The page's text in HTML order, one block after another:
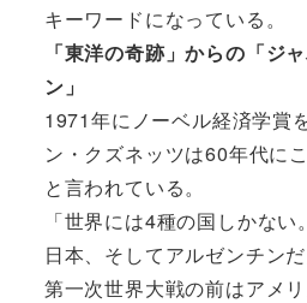
キーワードになっている。
「東洋の奇跡」からの「ジ
ン」
1971年にノーベル経済学賞
ン・クズネッツは60年代に
と言われている。
「世界には4種の国しかない
日本、そしてアルゼンチンだ
第一次世界大戦の前はアメ